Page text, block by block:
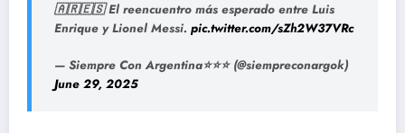
🇦🇷🇪🇸 El reencuentro más esperado entre Luis
Enrique y Lionel Messi. pic.twitter.com/sZh2W37VRc
— Siempre Con Argentina⭐⭐⭐ (@siempreconargok)
June 29, 2025